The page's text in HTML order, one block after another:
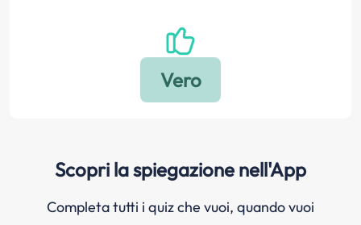
Scopri la spiegazione nell'App
Completa tutti i quiz che vuoi, quando vuoi